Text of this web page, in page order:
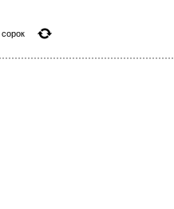
сорок